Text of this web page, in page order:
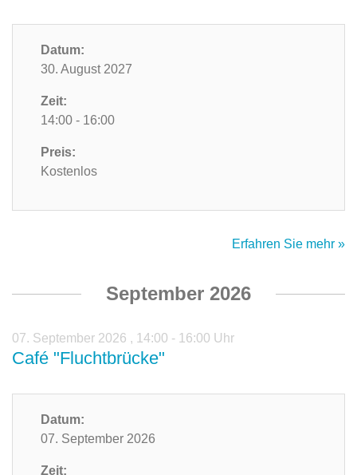
Datum:
30. August 2027
Zeit:
14:00 - 16:00
Preis:
Kostenlos
Erfahren Sie mehr »
September 2026
07. September 2026 , 14:00 - 16:00 Uhr
Café "Fluchtbrücke"
Datum:
07. September 2026
Zeit: